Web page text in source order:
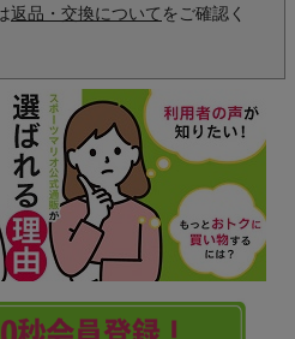
返品・交換について をご確認く